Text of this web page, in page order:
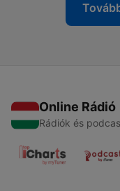
Online Rádió
Rádiók és